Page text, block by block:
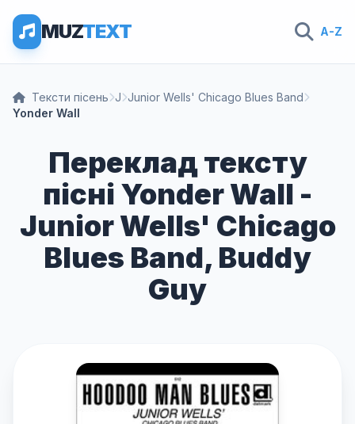
MUZTEXT A-Z
Тексти пісень J Junior Wells' Chicago Blues Band
Yonder Wall
Переклад тексту
пісні Yonder Wall -
Junior Wells' Chicago
Blues Band, Buddy
Guy